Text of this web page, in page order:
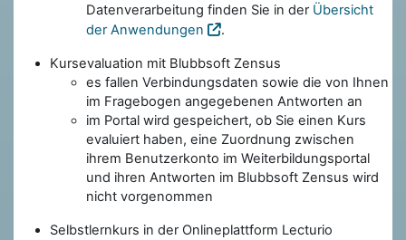
Datenverarbeitung finden Sie in der Übersicht
der Anwendungen
.
Kursevaluation mit Blubbsoft Zensus
es fallen Verbindungsdaten sowie die von Ihnen
im Fragebogen angegebenen Antworten an
im Portal wird gespeichert, ob Sie einen Kurs
evaluiert haben, eine Zuordnung zwischen
ihrem Benutzerkonto im Weiterbildungsportal
und ihren Antworten im Blubbsoft Zensus wird
nicht vorgenommen
Selbstlernkurs in der Onlineplattform Lecturio